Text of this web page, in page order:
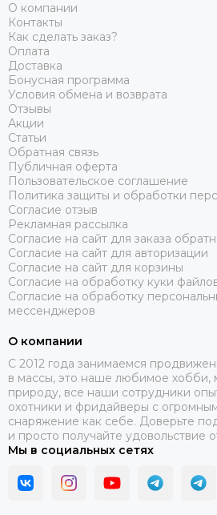
О компании
Контакты
Как сделать заказ?
Оплата
Доставка
Бонусная программа
Условия обмена и возврата
Отзывы
Акции
Статьи
Обратная связь
Публичная оферта
Пользовательское соглашение
Политика защиты и обработки
Согласие отзыв
Рекламная рассылка
Согласие на сайт для заказа
Согласие на сайт для авторизации
Согласие на сайт для корзины
Согласие на обработку куки
Согласие на обработку
мессенджеров
О компании
C 2012 года занимаемся
в массы, это наше любимое
природу, все наши сотрудники
охотники и фридайверы с
снаряжение как себе. Доверьте
и просто получайте удовольствие
Мы в социальных сетях